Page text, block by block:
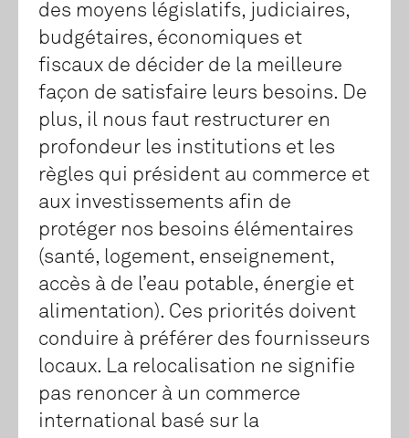
des moyens législatifs, judiciaires,
budgétaires, économiques et
fiscaux de décider de la meilleure
façon de satisfaire leurs besoins. De
plus, il nous faut restructurer en
profondeur les institutions et les
règles qui président au commerce et
aux investissements afin de
protéger nos besoins élémentaires
(santé, logement, enseignement,
accès à de l’eau potable, énergie et
alimentation). Ces priorités doivent
conduire à préférer des fournisseurs
locaux. La relocalisation ne signifie
pas renoncer à un commerce
international basé sur la